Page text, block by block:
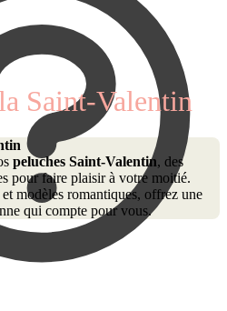
Saint-Valentin
peluches Saint-Valentin, des
pour faire plaisir à votre moitié.
modèles romantiques, offrez une
qui compte pour vous.